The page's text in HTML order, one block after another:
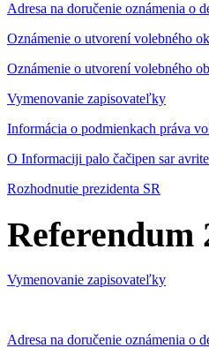
Adresa na doručenie oznámenia o
Oznámenie o utvorení volebného
Oznámenie o utvorení volebného
Vymenovanie zapisovateľky
Informácia o podmienkach práva
O Informaciji palo čačipen sar
Rozhodnutie prezidenta SR
Referendum
Vymenovanie zapisovateľky
Adresa na doručenie oznámenia o